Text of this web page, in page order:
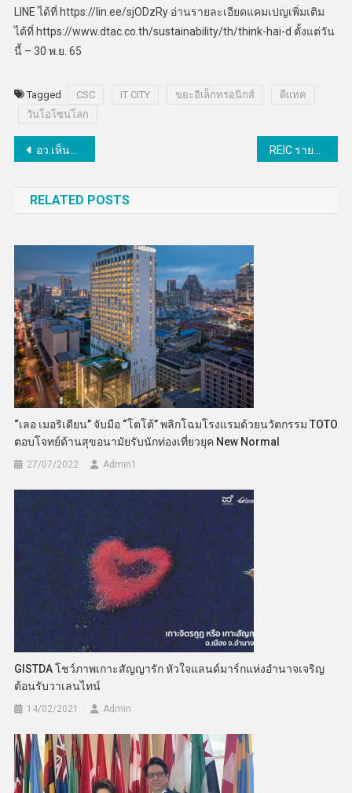
LINE ได้ที่ https://lin.ee/sjODzRy อ่านรายละเอียดแคมเปญเพิ่มเติม
ได้ที่ https://www.dtac.co.th/sustainability/th/think-hai-d ตั้งแต่วัน
นี้ – 30 พ.ย. 65
Tagged CSC IT CITY ขยะอิเล็กทรอนิกส์
ดีแทค
วันโอโซนโลก
แนะแนว
อว.เห็นชอบแผนปฏิบัติการด้านการพัฒนาระบบมาตรวิทยาแห่งชาติ ระยะที่ 4 REIC รายงานสถานการณ์ตลาดที่อยู่อาศัยกทม.-ปริมณฑล Q2/2565 คาดทั้งปี 65 มีหน่วยขายเพิ่มขึ้นร้อยละ 24
RELATED POSTS
“เลอ เมอริเดียน” จับมือ “โตโต้” พลิกโฉมโรงแรมด้วยนวัตกรรม TOTO
ตอบโจทย์ด้านสุขอนามัยรับนักท่องเที่ยวยุค New Normal
27/07/2022 Admin​1
GISTDA โชว์ภาพเกาะสัญญารัก หัวใจแลนด์มาร์กแห่งอำนาจเจริญ
ต้อนรับวาเลนไทน์
14/02/2021 Admin